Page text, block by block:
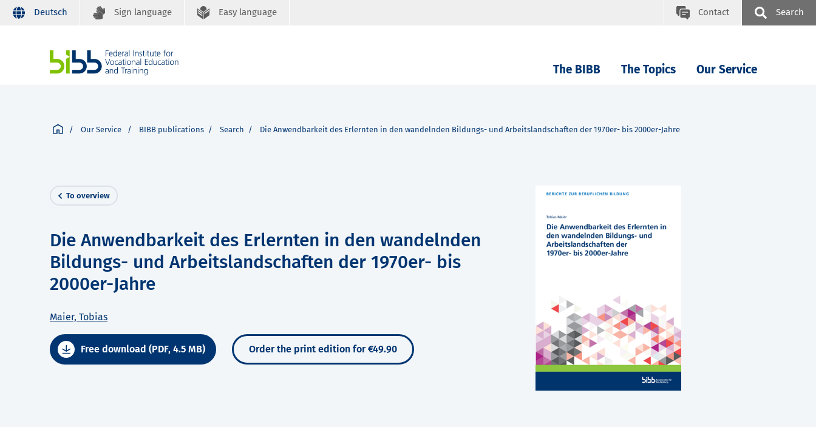
Deutsch Sign language Easy language Contact Search
The BIBB The Topics Our Service
Our Service BIBB publications Search Die Anwendbarkeit des Erlernten in den wandelnden Bildungs- und Arbeitslandschaften der 1970er- bis 2000er-Jahre
To overview
Die Anwendbarkeit des Erlernten in den wandelnden
Bildungs- und Arbeitslandschaften der 1970er- bis
2000er-Jahre
Maier, Tobias
Free download (PDF, 4.5 MB) Order the print edition for €49.90